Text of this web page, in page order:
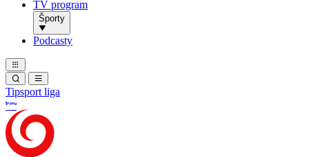
TV program
Športy
Podcasty
Tipsport liga